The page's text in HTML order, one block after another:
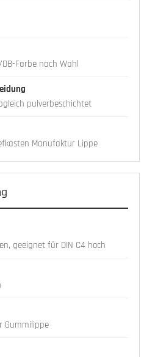
Farbe nach Wahl
pulverbeschichtet
Manufaktur Lippe
geeignet für DIN C4 hoch
Gummilippe